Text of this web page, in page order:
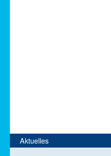
Aktuelles